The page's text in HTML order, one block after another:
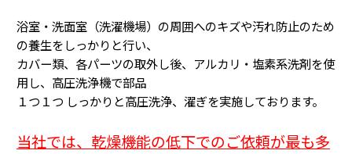
浴室・洗面室（洗濯機場）の周囲へのキズや汚れ防止のため
の養生をしっかりと行い、
カバー類、各パーツの取外し後、アルカリ・塩素系洗剤を使
用し、高圧洗浄機で部品
１つ１つ しっかりと高圧洗浄、濯ぎを実施しております。
当社では、乾燥機能の低下でのご依頼が最も多